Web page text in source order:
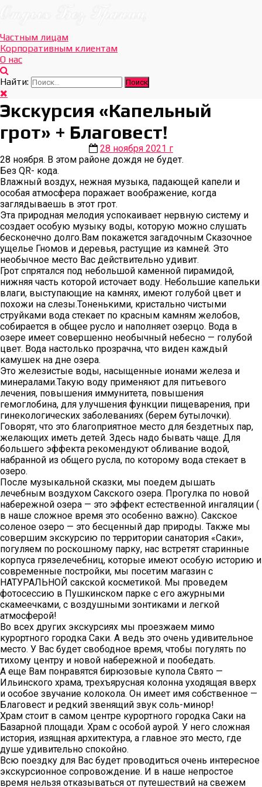
Отдых Без Границ
Эксклюзивные экскурсии по Севастополю и Крыму
Частным лицам
Корпоративным клиентам
О нас
Найти:
Экскурсия «Капельный
грот» + Благовест!
28 ноября 2021 г
28 ноября. В этом районе дождя не будет.
Без QR- кода.
Влажный воздух, нежная музыка, падающей капели и
особая атмосфера поражает воображение, когда
заглядываешь в этот грот.
Эта природная мелодия успокаивает нервную систему и
создает особую музыку воды, которую можно слушать
бесконечно долго.Вам покажется загадочным Сказочное
ущелье Гномов и деревья, растущие из камней. Это
необычное место Вас действительно удивит.
Грот спрятался под небольшой каменной пирамидой,
нижняя часть которой источает воду. Небольшие капельки
влаги, выступающие на камнях, имеют голубой цвет и
похожи на слезы.Тоненькими, кристально чистыми
струйками вода стекает по красным камням желобов,
собирается в общее русло и наполняет озерцо. Вода в
озере имеет совершенно необычный небесно — голубой
цвет. Вода настолько прозрачна, что виден каждый
камушек на дне озера.
Это железистые воды, насыщенные ионами железа и
минералами.Такую воду применяют для питьевого
лечения, повышения иммунитета, повышения
гемоглобина, для улучшения функции пищеварения, при
гинекологических заболеваниях (берем бутылочки).
Говорят, что это благоприятное место для бездетных пар,
желающих иметь детей. Здесь надо бывать чаще. Для
большего эффекта рекомендуют обливание водой,
набранной из общего русла, по которому вода стекает в
озеро.
После музыкальной сказки, мы поедем дышать
лечебным воздухом Сакского озера. Прогулка по новой
набережной озера — это эффект естественной ингаляции (
в наше сложное время это особенно важно). Сакское
соленое озеро — это бесценный дар природы. Также мы
совершим экскурсию по территории санатория «Саки»,
погуляем по роскошному парку, нас встретят старинные
корпуса грязелечебниц, которые имеют особую историю и
современные постройки, мы посетим магазин с
НАТУРАЛЬНОЙ сакской косметикой. Мы проведем
фотосессию в Пушкинском парке с его ажурными
скамеечками, с воздушными зонтиками и легкой
атмосферой!
Во всех других экскурсиях мы проезжаем мимо
курортного городка Саки. А ведь это очень удивительное
место. У Вас будет свободное время, чтобы погулять по
тихому центру и новой набережной и пообедать.
А еще Вам понравятся бирюзовые купола Свято —
Ильинского храма, трехъярусная колонна уходящая вверх
и особое звучание колокола. Он имеет имя собственное —
Благовест и редкий звенящий звук соль-минор!
Храм стоит в самом центре курортного городка Саки на
Базарной площади. Храм с особой аурой. У него сложная
история, изящная архитектура, а главное это место, где
душе удивительно спокойно.
Всю поездку для Вас будет проводиться очень интересное
экскурсионное сопровождение. И в наше непростое
время нельзя отказываться от путешествий на свежем